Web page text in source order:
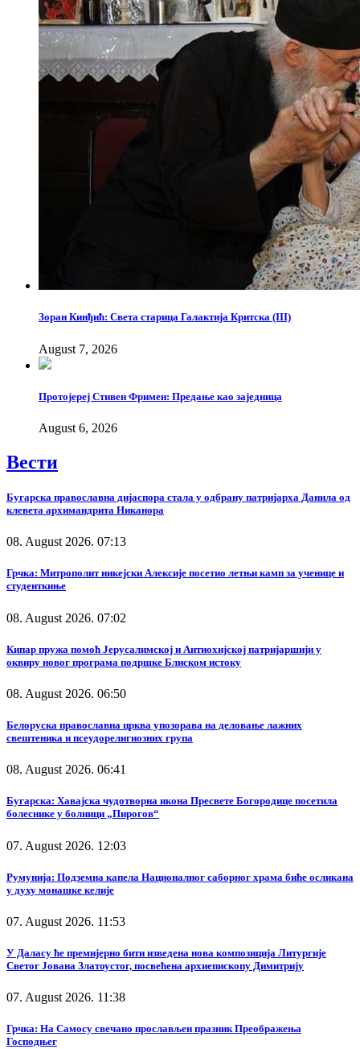
Зоран Кинђић: Света старица Галактија Критска (III)
August 7, 2026
Протојереј Стивен Фримен: Предање као заједница
August 6, 2026
Вести
Бугарска православна дијаспора стала у одбрану патријарха Данила од
клевета архимандрита Никанора
08. August 2026. 07:13
Грчка: Митрополит никејски Алексије посетио летњи камп за ученице и
студенткиње
08. August 2026. 07:02
Кипар пружа помоћ Јерусалимској и Антиохијској патријаршији у
оквиру новог програма подршке Блиском истоку
08. August 2026. 06:50
Белоруска православна црква упозорава на деловање лажних
свештеника и псеудорелигиозних група
08. August 2026. 06:41
Бугарска: Хавајска чудотворна икона Пресвете Богородице посетила
болеснике у болници „Пирогов“
07. August 2026. 12:03
Румунија: Подземна капела Националног саборног храма биће осликана
у духу монашке келије
07. August 2026. 11:53
У Даласу ће премијерно бити изведена нова композиција Литургије
Светог Јована Златоустог, посвећена архиепископу Димитрију
07. August 2026. 11:38
Грчка: На Самосу свечано прослављен празник Преображења
Господњег